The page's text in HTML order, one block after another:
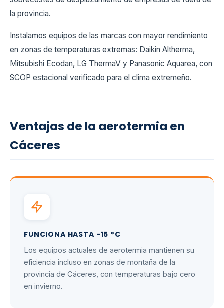
la provincia.
Instalamos equipos de las marcas con mayor rendimiento
en zonas de temperaturas extremas: Daikin Altherma,
Mitsubishi Ecodan, LG ThermaV y Panasonic Aquarea, con
SCOP estacional verificado para el clima extremeño.
Ventajas de la aerotermia en
Cáceres
FUNCIONA HASTA -15 °C
Los equipos actuales de aerotermia mantienen su
eficiencia incluso en zonas de montaña de la
provincia de Cáceres, con temperaturas bajo cero
en invierno.